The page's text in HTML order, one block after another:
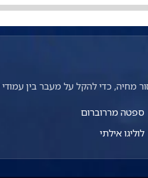
מחיה, כדי להקל על מעבר בין עמודי
ספטה מררוברום
לוליגו אילתי